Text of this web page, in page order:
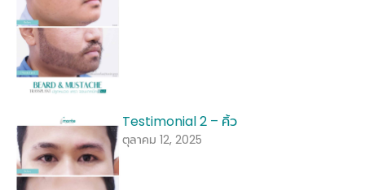
Testimonial 2 – คิ้ว
ตุลาคม 12, 2025